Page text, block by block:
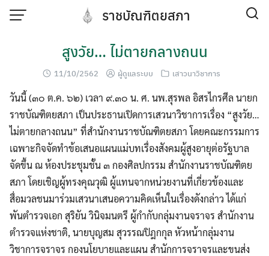
Skip
ราชบัณฑิตยสภา
สูงวัย… ไม่ตายกลางถนน
11/10/2562 ผู้ดูแลระบบ เสาวนาวิชาการ
วันนี้ (๓๐ ต.ค. ๖๒) เวลา ๙.๓๐ น. ศ. นพ.สุรพล อิสรไกรศีล นายก
ราชบัณฑิตยสภา เป็นประธานเปิดการเสวนาวิชาการเรื่อง “สูงวัย…
ไม่ตายกลางถนน” ที่สำนักงานราชบัณฑิตยสภา โดยคณะกรรมการ
เฉพาะกิจจัดทำข้อเสนอแผนแม่บทเรื่องสังคมผู้สูงอายุต่อรัฐบาล
จัดขึ้น ณ ห้องประชุมชั้น ๓ กองศิลปกรรม สำนักงานราชบัณฑิตย
สภา โดยเชิญผู้ทรงคุณวุฒิ ผู้แทนจากหน่วยงานที่เกี่ยวข้องและ
สื่อมวลชนมาร่วมเสวนาเสนอความคิดเห็นในเรื่องดังกล่าว ได้แก่
พันตำรวจเอก สุริยัน วินิจมนตรี ผู้กำกับกลุ่มงานจราจร สำนักงาน
ตำรวจแห่งชาติ, นายบุญสม สุวรรณปิฎกกุล หัวหน้ากลุ่มงาน
วิชาการจราจร กองนโยบายและแผน สำนักการจราจรและขนส่ง